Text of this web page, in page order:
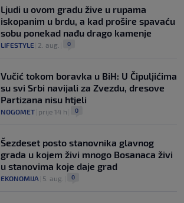
Ljudi u ovom gradu žive u rupama
iskopanim u brdu, a kad prošire spavaću
sobu ponekad nađu drago kamenje
LIFESTYLE 2. aug. 0
Vučić tokom boravka u BiH: U Čipuljićima
su svi Srbi navijali za Zvezdu, dresove
Partizana nisu htjeli
NOGOMET prije 14 h 0
Šezdeset posto stanovnika glavnog
grada u kojem živi mnogo Bosanaca živi
u stanovima koje daje grad
EKONOMIJA 5. aug. 0